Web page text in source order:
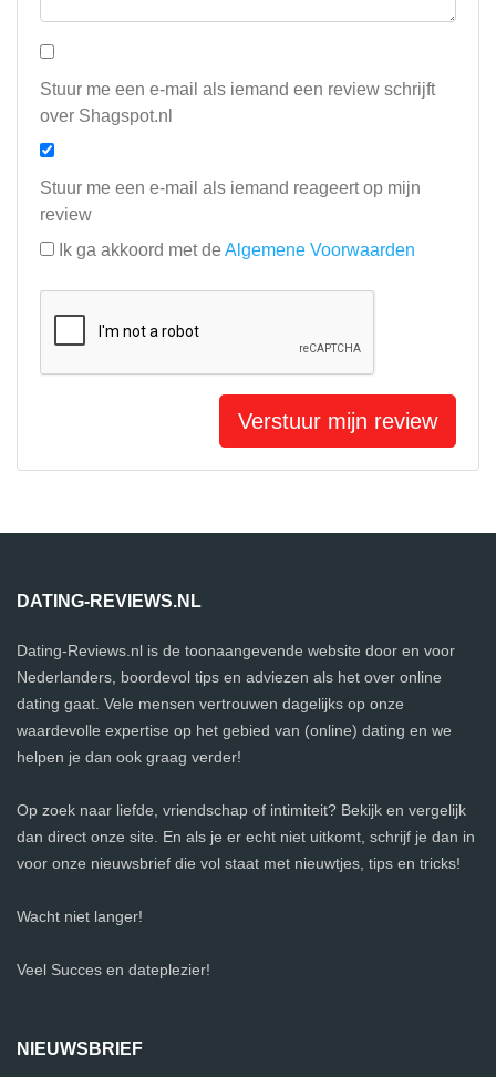
Stuur me een e-mail als iemand een review schrijft
over Shagspot.nl
Stuur me een e-mail als iemand reageert op mijn
review
Ik ga akkoord met de Algemene Voorwaarden
Verstuur mijn review
DATING-REVIEWS.NL
Dating-Reviews.nl is de toonaangevende website door en voor
Nederlanders, boordevol tips en adviezen als het over online
dating gaat. Vele mensen vertrouwen dagelijks op onze
waardevolle expertise op het gebied van (online) dating en we
helpen je dan ook graag verder!
Op zoek naar liefde, vriendschap of intimiteit? Bekijk en vergelijk
dan direct onze site. En als je er echt niet uitkomt, schrijf je dan in
voor onze nieuwsbrief die vol staat met nieuwtjes, tips en tricks!
Wacht niet langer!
Veel Succes en dateplezier!
NIEUWSBRIEF